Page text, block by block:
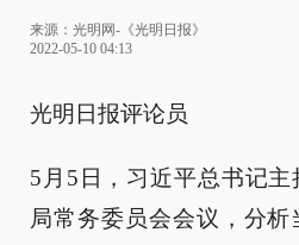
来源： 光明网-《光明日报》
2022-05-10 04:13
光明日报评论员
5月5日，习近平总书记
局常务委员会会议，分